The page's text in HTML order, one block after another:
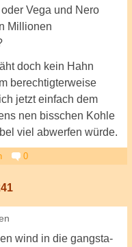
Vega und Nero
Millionen
doch kein Hahn
berechtigterweise
jetzt einfach dem
nen bisschen Kohle
viel abwerfen würde.
0
wind in die gangsta-